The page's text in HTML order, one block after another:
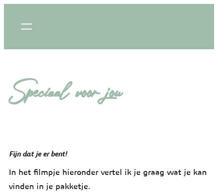
Speciaal voor jou
Fijn dat je er bent!
In het filmpje hieronder vertel ik je graag wat je kan
vinden in je pakketje.